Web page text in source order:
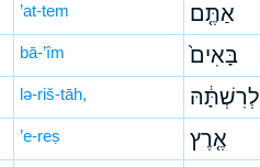
’at-tem אַתֶּ֤ם
bā-’îm בָּאִים֙
lə-riš-tāh, לְרִשְׁתָּ֔הּ
’e-reṣ אֶ֤רֶץ